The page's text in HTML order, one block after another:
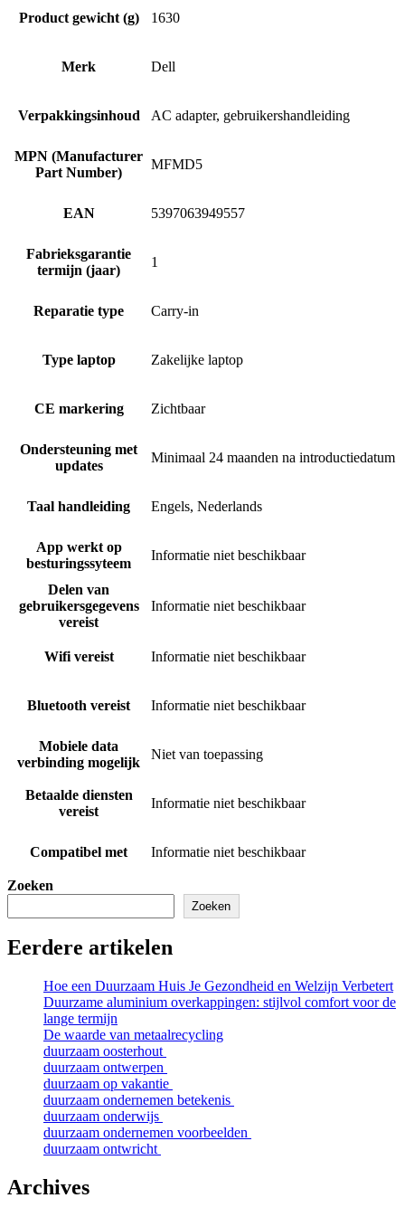
Product gewicht (g) 1630
Merk Dell
Verpakkingsinhoud AC adapter, gebruikershandleiding
MPN (Manufacturer
Part Number)
MFMD5
EAN 5397063949557
Fabrieksgarantie
termijn (jaar)
1
Reparatie type Carry-in
Type laptop Zakelijke laptop
CE markering Zichtbaar
Ondersteuning met
updates
Minimaal 24 maanden na introductiedatum
Taal handleiding Engels, Nederlands
App werkt op
besturingssyteem
Informatie niet beschikbaar
Delen van
gebruikersgegevens
vereist
Informatie niet beschikbaar
Wifi vereist Informatie niet beschikbaar
Bluetooth vereist Informatie niet beschikbaar
Mobiele data
verbinding mogelijk
Niet van toepassing
Betaalde diensten
vereist
Informatie niet beschikbaar
Compatibel met Informatie niet beschikbaar
Zoeken
Zoeken
Eerdere artikelen
Hoe een Duurzaam Huis Je Gezondheid en Welzijn Verbetert
Duurzame aluminium overkappingen: stijlvol comfort voor de
lange termijn
De waarde van metaalrecycling
duurzaam oosterhout
duurzaam ontwerpen
duurzaam op vakantie
duurzaam ondernemen betekenis
duurzaam onderwijs
duurzaam ondernemen voorbeelden
duurzaam ontwricht
Archives